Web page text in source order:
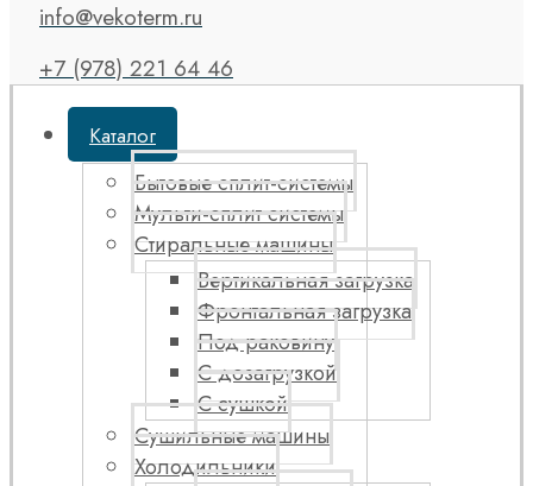
info@vekoterm.ru
+7 (978) 221 64 46
Каталог
Бытовые сплит-системы
Мульти-сплит системы
Стиральные машины
Вертикальная загрузка
Фронтальная загрузка
Под раковину
С дозагрузкой
С сушкой
Сушильные машины
Холодильники